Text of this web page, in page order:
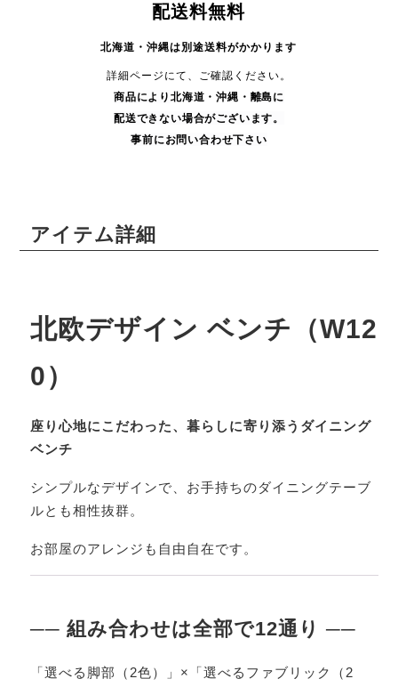
配送料無料
北海道・沖縄は別途送料がかかります
詳細ページにて、ご確認ください。
商品により 北海道・沖縄・ 離島に
配送できない場合がございます。
事前にお問い合わせ下さい
アイテム詳細
北欧デザイン ベンチ（W12
0）
座り心地にこだわった、暮らしに寄り添うダイニング
ベンチ
シンプルなデザインで、お手持ちのダイニングテーブ
ルとも相性抜群。
お部屋のアレンジも自由自在です。
── 組み合わせは全部で12通り ──
「選べる脚部（2色）」×「選べるファブリック（2